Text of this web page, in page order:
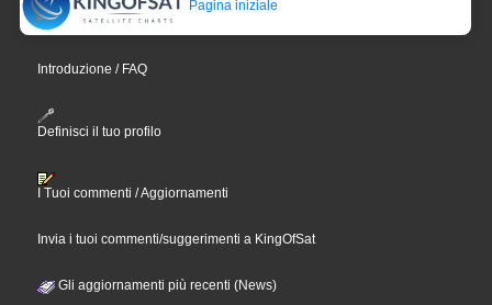
Pagina iniziale
Introduzione / FAQ
Definisci il tuo profilo
I Tuoi commenti / Aggiornamenti
Invia i tuoi commenti/suggerimenti a KingOfSat
Gli aggiornamenti più recenti (News)